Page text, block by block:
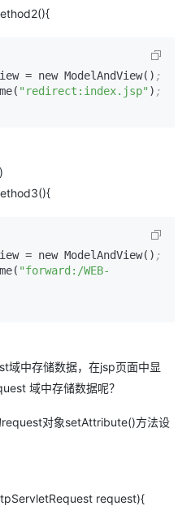
= new ModelAndView() ;
"redirect:index.jsp" ) ;
= new ModelAndView() ;
"forward:/WEB-
域中存储数据，在jsp页面中显
域中存储数据呢？
对象setAttribute()方法设
request){